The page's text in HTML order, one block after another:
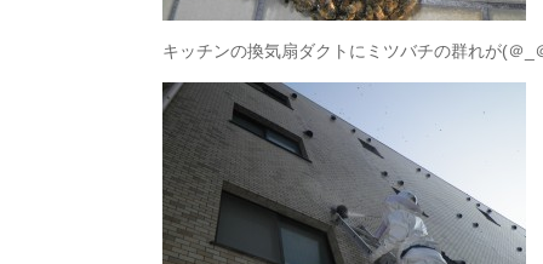
キッチンの換気扇ダクトにミツバチの群れが(＠_